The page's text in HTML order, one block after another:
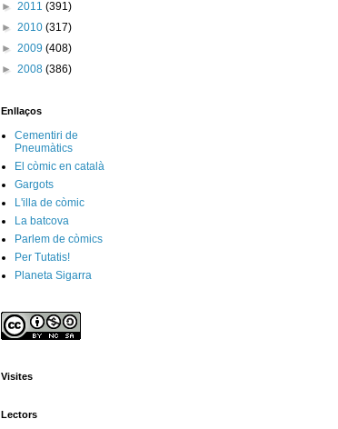
► 2011 (391)
► 2010 (317)
► 2009 (408)
► 2008 (386)
Enllaços
Cementiri de
Pneumàtics
El còmic en català
Gargots
L'illa de còmic
La batcova
Parlem de còmics
Per Tutatis!
Planeta Sigarra
Visites
Lectors